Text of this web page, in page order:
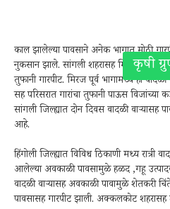
काल झालेल्या पावसाने अनेक भागात मोठी
नुकसान झाले. सांगली शहरासह मिरज तालुक्यात
तुफानी गारपीट. मिरज पूर्व भागामध्ये ही
सह परिसरात गारांचा तुफानी पाऊस विजांच्या
सांगली जिल्ह्यात दोन दिवस वादळी वाऱ्यासह
आहे.
हिंगोली जिल्ह्यात विविध ठिकाणी मध्य
आलेल्या अवकाळी पावसामुळे हळद ,गहू
वादळी वाऱ्यासह अवकाळी पावामुळे शेतकरी
पावसासह गारपीट झाली. अक्कलकोट शहरासह